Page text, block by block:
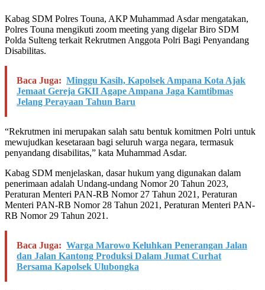
Kabag SDM Polres Touna, AKP Muhammad Asdar mengatakan,
Polres Touna mengikuti zoom meeting yang digelar Biro SDM
Polda Sulteng terkait Rekrutmen Anggota Polri Bagi Penyandang
Disabilitas.
Baca Juga: Minggu Kasih, Kapolsek Ampana Kota Ajak
Jemaat Gereja GKII Agape Ampana Jaga Kamtibmas
Jelang Perayaan Tahun Baru
“Rekrutmen ini merupakan salah satu bentuk komitmen Polri untuk
mewujudkan kesetaraan bagi seluruh warga negara, termasuk
penyandang disabilitas,” kata Muhammad Asdar.
Kabag SDM menjelaskan, dasar hukum yang digunakan dalam
penerimaan adalah Undang-undang Nomor 20 Tahun 2023,
Peraturan Menteri PAN-RB Nomor 27 Tahun 2021, Peraturan
Menteri PAN-RB Nomor 28 Tahun 2021, Peraturan Menteri PAN-
RB Nomor 29 Tahun 2021.
Baca Juga: Warga Marowo Keluhkan Penerangan Jalan
dan Jalan Kantong Produksi Dalam Jumat Curhat
Bersama Kapolsek Ulubongka